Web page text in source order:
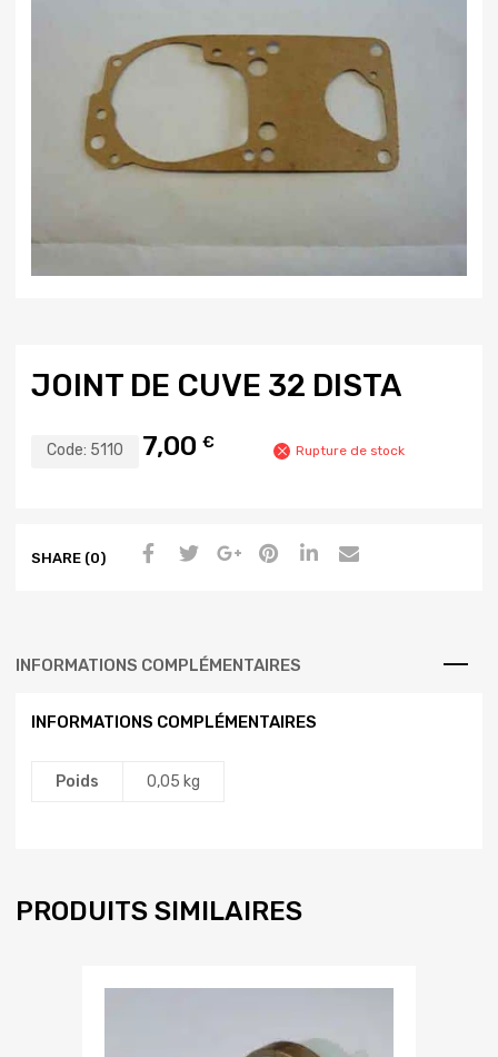
JOINT DE CUVE 32 DISTA
Code: 5110 7,00 € Rupture de stock
SHARE (0)
INFORMATIONS COMPLÉMENTAIRES
INFORMATIONS COMPLÉMENTAIRES
Poids 0,05 kg
PRODUITS SIMILAIRES